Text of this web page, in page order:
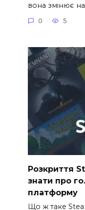
вона змінює
0 5
Розкриття
знати про
платформу
Що ж таке